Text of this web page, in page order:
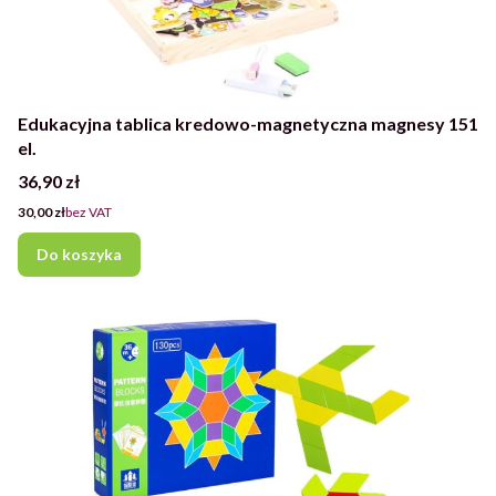
Edukacyjna tablica kredowo-magnetyczna magnesy 151
el.
Cena
36,90 zł
Cena
30,00 złbez VAT
Do koszyka